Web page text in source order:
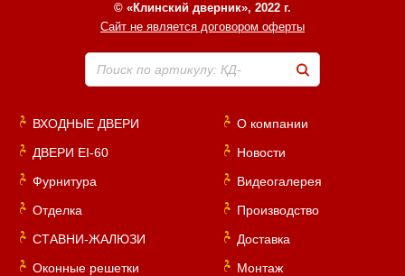
Хочу такую
Хочу такую
© «Клинский дверник», 2022 г.
Сайт не является договором оферты
Поиск по артикулу: КД-
ВХОДНЫЕ ДВЕРИ
ДВЕРИ EI-60
Фурнитура
Отделка
СТАВНИ-ЖАЛЮЗИ
Оконные решетки
О компании
Новости
Видеогалерея
Производство
Доставка
Монтаж